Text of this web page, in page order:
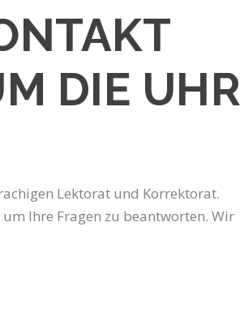
DIE UHR
Lektorat und Korrektorat.
Ihre Fragen zu beantworten. Wir